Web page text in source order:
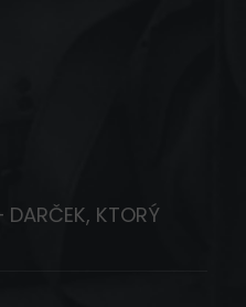
KTORÝ